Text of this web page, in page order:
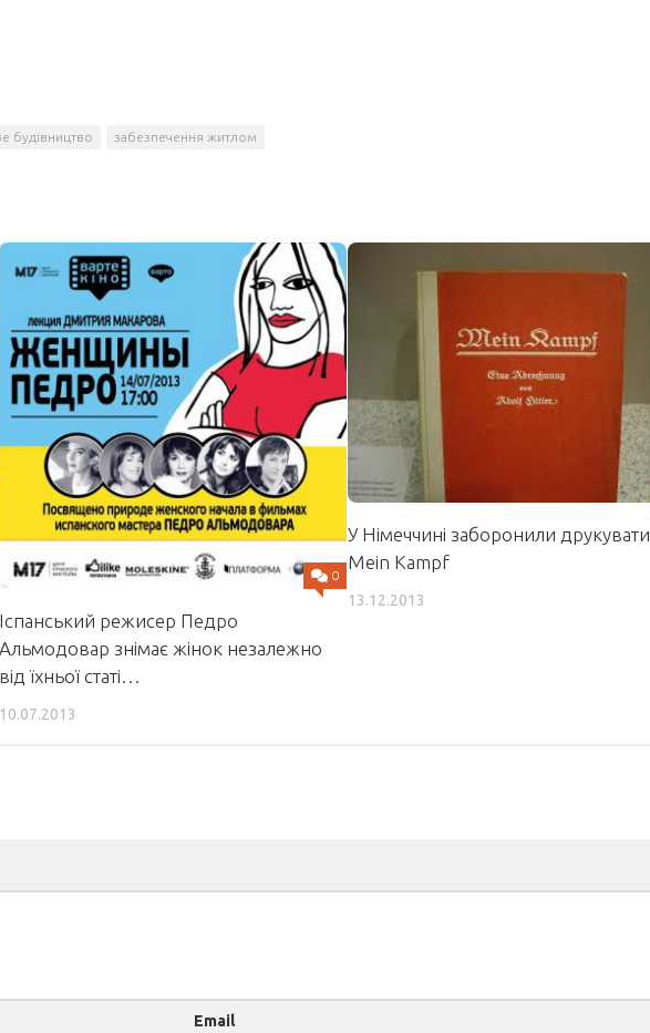
будівництво забезпечення житлом
0
Іспанський режисер Педро
Альмодовар знімає жінок незалежно
від їхньої статі…
10.07.2013
У Німеччині заборонили друкувати
Mein Kampf
13.12.2013
Email